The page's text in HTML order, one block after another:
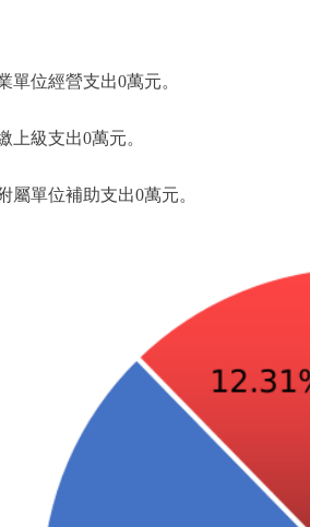
位經營支出0萬元。
級支出0萬元。
單位補助支出0萬元。